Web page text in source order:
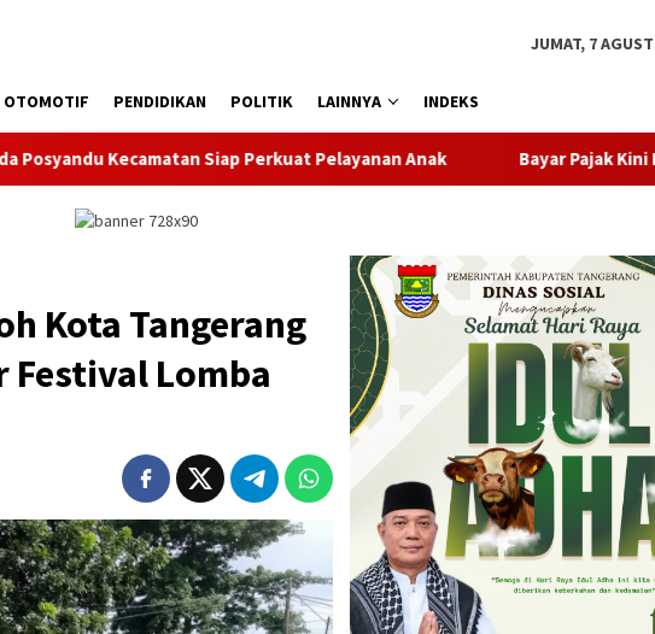
JUMAT, 7
OTOMOTIF PENDIDIKAN POLITIK LAINNYA INDEKS
Perkuat Pelayanan Anak Bayar Pajak Kini Makin Mudah, Pemkot
Kota Tangerang
Festival Lomba